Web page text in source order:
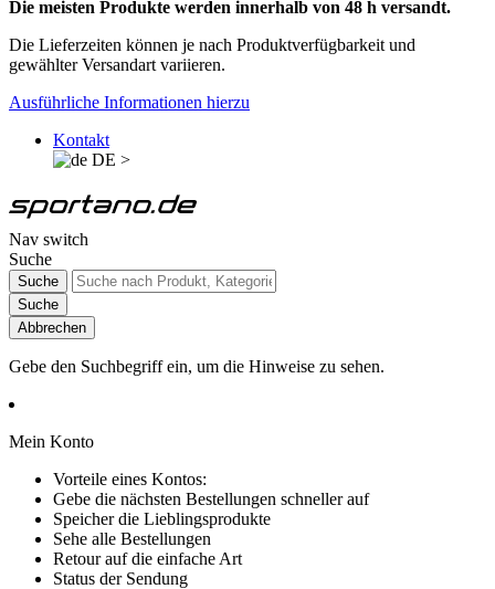
Die meisten Produkte werden innerhalb von 48 h versandt.
Die Lieferzeiten können je nach Produktverfügbarkeit und
gewählter Versandart variieren.
Ausführliche Informationen hierzu
Kontakt
DE >
Nav switch
Suche
Suche
Suche
Abbrechen
Gebe den Suchbegriff ein, um die Hinweise zu sehen.
Mein Konto
Vorteile eines Kontos:
Gebe die nächsten Bestellungen schneller auf
Speicher die Lieblingsprodukte
Sehe alle Bestellungen
Retour auf die einfache Art
Status der Sendung